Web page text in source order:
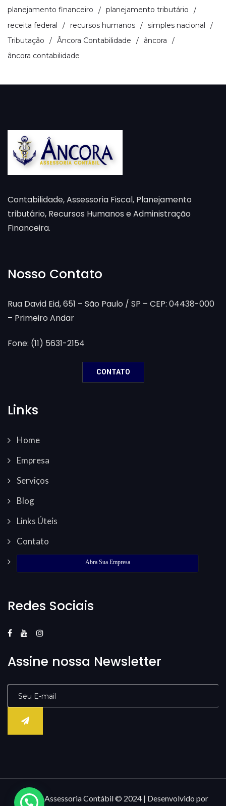
planejamento financeiro
planejamento tributário
receita federal
recursos humanos
simples nacional
Tributação
Âncora Contabilidade
âncora
âncora contabilidade
Contabilidade, Assessoria Fiscal, Planejamento
tributário, Recursos Humanos e Administração
Financeira.
Nosso Contato
Rua David Eid, 651 – São Paulo / SP – CEP: 04438-000
– Primeiro Andar
Fone: (11) 5631-2154
CONTATO
Links
Home
Empresa
Serviços
Blog
Links Úteis
Contato
Abra Sua Empresa
Redes Sociais
Assine nossa Newsletter
Âncora Assessoria Contábil © 2024 | Desenvolvido por